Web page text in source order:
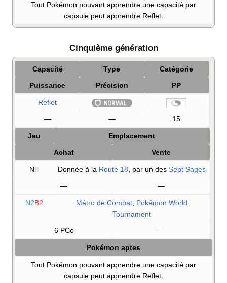
Tout Pokémon pouvant apprendre une capacité par
capsule peut apprendre Reflet.
Cinquième génération
Capacité Type
Catégorie
Puissance
Précision PP
Reflet
—
— 15
Jeu
Emplacement
Achat
Vente
NB Donnée à la Route 18 , par un des Sept Sages
—
—
N2B2 Métro de Combat, Pokémon World
Tournament
6 PCo
—
Pokémon aptes
Tout Pokémon pouvant apprendre une capacité par
capsule peut apprendre Reflet.